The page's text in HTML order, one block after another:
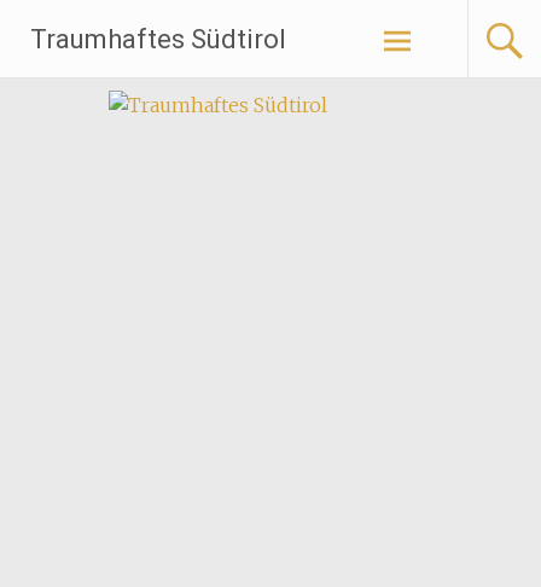
Traumhaftes Südtirol
Weiter